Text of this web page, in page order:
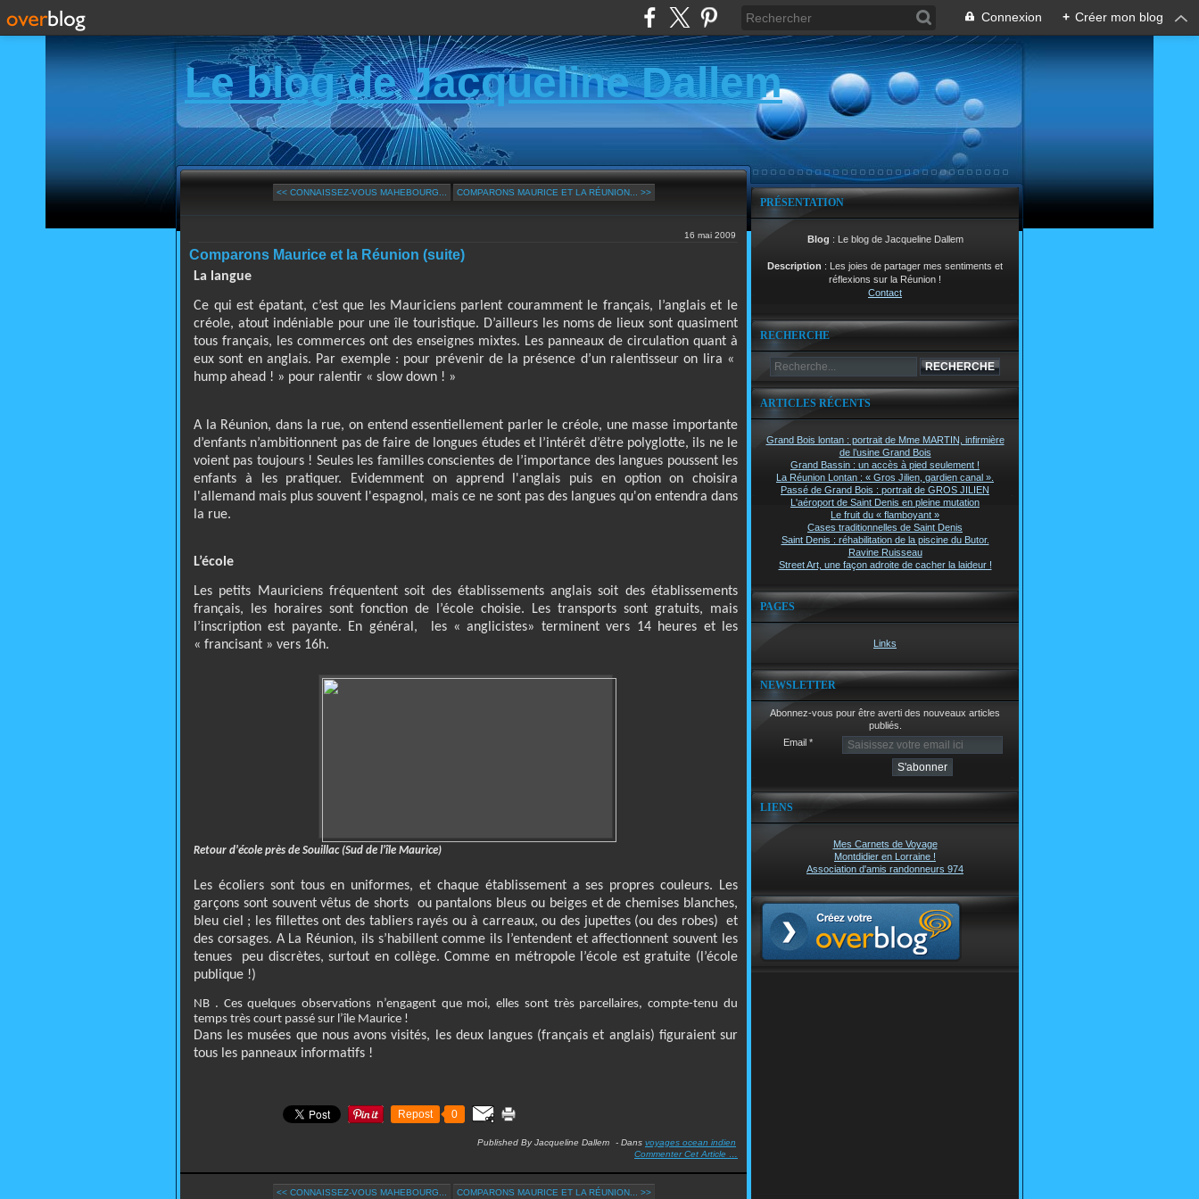
Connexion + Créer mon blog
Le blog de Jacqueline Dallem
<< CONNAISSEZ-VOUS MAHEBOURG... COMPARONS MAURICE ET LA RÉUNION... >>
16 mai 2009
Comparons Maurice et la Réunion (suite)
La langue
Ce qui est épatant, c’est que les Mauriciens parlent couramment le français, l’anglais et le
créole, atout indéniable pour une île touristique. D’ailleurs les noms de lieux sont quasiment
tous français, les commerces ont des enseignes mixtes. Les panneaux de circulation quant à
eux sont en anglais. Par exemple : pour prévenir de la présence d’un ralentisseur on lira «
hump ahead ! » pour ralentir « slow down ! »
A la Réunion, dans la rue, on entend essentiellement parler le créole, une masse importante
d’enfants n’ambitionnent pas de faire de longues études et l’intérêt d’être polyglotte, ils ne le
voient pas toujours ! Seules les familles conscientes de l’importance des langues poussent les
enfants à les pratiquer. Evidemment on apprend l'anglais puis en option on choisira
l'allemand mais plus souvent l'espagnol, mais ce ne sont pas des langues qu'on entendra dans
la rue.
L’école
Les petits Mauriciens fréquentent soit des établissements anglais soit des établissements
français, les horaires sont fonction de l’école choisie. Les transports sont gratuits, mais
l’inscription est payante. En général,
les « anglicistes» terminent vers 14 heures et les
« francisant » vers 16h.
Retour d'école près de Souillac (Sud de l'île Maurice)
Les écoliers sont tous en uniformes, et chaque établissement a ses propres couleurs. Les
garçons sont souvent vêtus de shorts
ou pantalons bleus ou beiges et de chemises blanches,
bleu ciel ; les fillettes ont des tabliers rayés ou à carreaux, ou des jupettes (ou des robes)
et
des corsages. A La Réunion, ils s’habillent comme ils l’entendent et affectionnent souvent les
tenues
peu discrètes, surtout en collège. Comme en métropole l’école est gratuite (l’école
publique !)
NB . Ces quelques observations n’engagent que moi, elles sont très parcellaires, compte-tenu du
temps très court passé sur l’île Maurice !
Dans les musées que nous avons visités, les deux langues (français et anglais) figuraient sur
tous les panneaux informatifs !
Repost 0
Published By Jacqueline Dallem - Dans voyages ocean indien
Commenter Cet Article
<< CONNAISSEZ-VOUS MAHEBOURG... COMPARONS MAURICE ET LA RÉUNION... >>
PRÉSENTATION
Blog : Le blog de Jacqueline Dallem
Description : Les joies de partager mes sentiments et
réflexions sur la Réunion !
Contact
RECHERCHE
ARTICLES RÉCENTS
Grand Bois lontan : portrait de Mme MARTIN, infirmière
de l’usine Grand Bois
Grand Bassin : un accès à pied seulement !
La Réunion Lontan : « Gros Jilien, gardien canal ».
Passé de Grand Bois : portrait de GROS JILIEN
L'aéroport de Saint Denis en pleine mutation
Le fruit du « flamboyant »
Cases traditionnelles de Saint Denis
Saint Denis : réhabilitation de la piscine du Butor.
Ravine Ruisseau
Street Art, une façon adroite de cacher la laideur !
PAGES
Links
NEWSLETTER
Abonnez-vous pour être averti des nouveaux articles
publiés.
Email
LIENS
Mes Carnets de Voyage
Montdidier en Lorraine !
Association d'amis randonneurs 974